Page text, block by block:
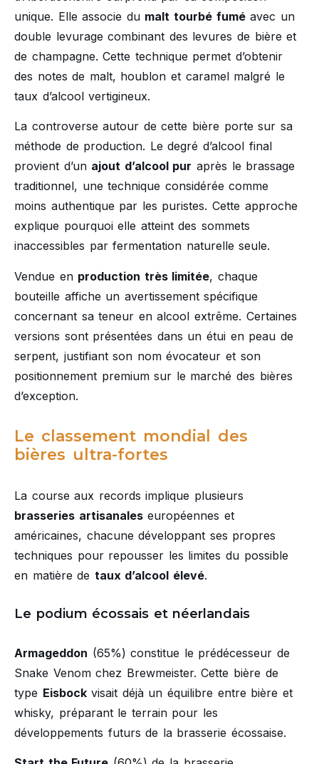
unique. Elle associe du malt tourbé fuméavec un
double levurage combinant des levures de bière et
de champagne. Cette technique permet d’obtenir
des notes de malt, houblon et caramel malgré le
taux d’alcool vertigineux.
La controverse autour de cette bière porte sur sa
méthode de production. Le degré d’alcool final
provient d’un ajout d’alcool pur après le brassage
traditionnel, une technique considérée comme
moins authentique par les puristes. Cette approche
explique pourquoi elle atteint des sommets
inaccessibles par fermentation naturelle seule.
Vendue en production très limitée, chaque
bouteille affiche un avertissement spécifique
concernant sa teneur en alcool extrême. Certaines
versions sont présentées dans un étui en peau de
serpent, justifiant son nom évocateur et son
positionnement premium sur le marché des bières
d’exception.
Le classement mondial des
bières ultra-fortes
La course aux records implique plusieurs
brasseries artisanaleseuropéennes et
américaines, chacune développant ses propres
techniques pour repousser les limites du possible
en matière de taux d’alcool élevé.
Le podium écossais et néerlandais
Armageddon (65%) constitue le prédécesseur de
Snake Venom chez Brewmeister. Cette bière de
type Eisbockvisait déjà un équilibre entre bière et
whisky, préparant le terrain pour les
développements futurs de la brasserie écossaise.